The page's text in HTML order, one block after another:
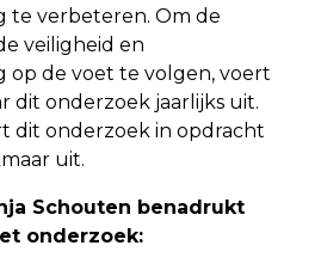
te verbeteren. Om de
veiligheid en
op de voet te volgen, voert
dit onderzoek jaarlijks uit.
dit onderzoek in opdracht
uit.
Schouten benadrukt
onderzoek: